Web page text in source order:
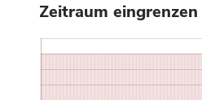
Zeitraum eingrenzen